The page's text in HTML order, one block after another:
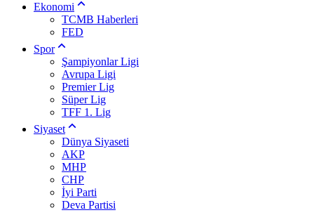
Ekonomi
TCMB Haberleri
FED
Spor
Şampiyonlar Ligi
Avrupa Ligi
Premier Lig
Süper Lig
TFF 1. Lig
Siyaset
Dünya Siyaseti
AKP
MHP
CHP
İyi Parti
Deva Partisi